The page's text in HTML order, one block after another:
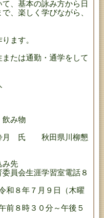
基本の詠み方から日
、楽しく学びながら、
す。
は通勤・通学をして
み物
氏 秋田県川柳懇
み先
涯学習室電話８
月９日（木曜
０分～午後５